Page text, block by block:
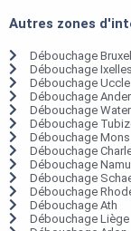
Autres zones
Débouchage
Débouchage Ixelles
Débouchage Uccle
Débouchage
Débouchage
Débouchage
Débouchage Mons
Débouchage
Débouchage
Débouchage
Débouchage
Débouchage Ath
Débouchage Liège